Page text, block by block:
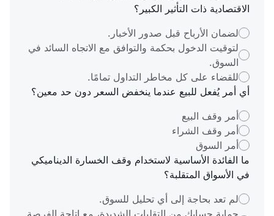
الاقتصادية ذات التأثير الكبير؟
لضمان الأرباح قبل صدور الأخبار.
لتوقيت الدخول بحكمة والتوافق مع الاتجاه السائد في
السوق.
للقضاء على كل مخاطر التداول تمامًا.
أي أمر يُفعل للبيع عندما ينخفض السعر دون حد معين؟
أمر وقف البيع
أمر وقف الشراء
أمر السوق
ما الفائدة الأساسية لاستخدام وقف الخسارة الديناميكي
في الأسواق المتقلبة؟
لم تعد بحاجة إلى أي تحليل للسوق.
حماية حسابك من التقلبات الشديدة، مع إتاحة الفرصة